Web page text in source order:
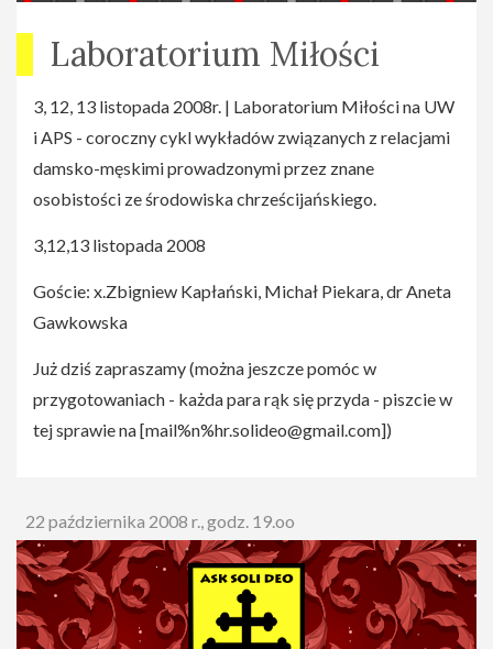
Laboratorium Miłości
3, 12, 13 listopada 2008r. | Laboratorium Miłości na UW
i APS - coroczny cykl wykładów związanych z relacjami
damsko-męskimi prowadzonymi przez znane
osobistości ze środowiska chrześcijańskiego.
3,12,13 listopada 2008
Goście: x.Zbigniew Kapłański, Michał Piekara, dr Aneta
Gawkowska
Już dziś zapraszamy (można jeszcze pomóc w
przygotowaniach - każda para rąk się przyda - piszcie w
tej sprawie na [mail%n%hr.solideo@gmail.com])
22 października 2008 r., godz. 19.oo